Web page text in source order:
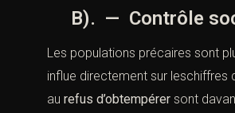
B). — Contrôle
Les populations précaires sont
influe directement sur leschiffres
au refus d’obtempérer sont